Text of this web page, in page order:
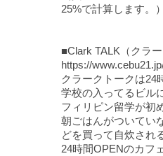
25%で計算します。）
■Clark TALK（クラ
https://
クラークトークは24
学校の入ってるビル
フィリピン留学が初
朝ごはんがついてい
どを買って自炊され
24時間OPENのカフ